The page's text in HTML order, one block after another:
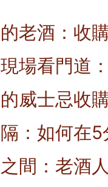
老酒：收
場看門道
威士忌收
：如何在
間：老酒